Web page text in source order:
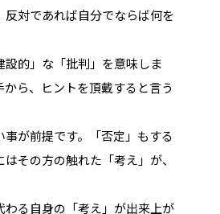
反対であれば自分でならば何を
設的」な「批判」を意味しま
から、ヒントを頂戴すると言う
が前提です。「否定」もする
その方の触れた「考え」が、
わる自身の「考え」が出来上が